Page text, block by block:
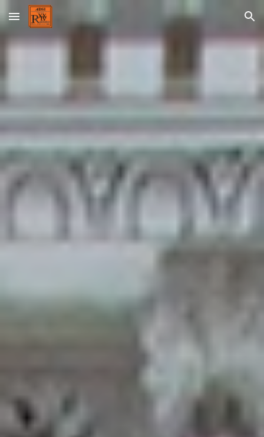
Skip to main content Skip to navigation